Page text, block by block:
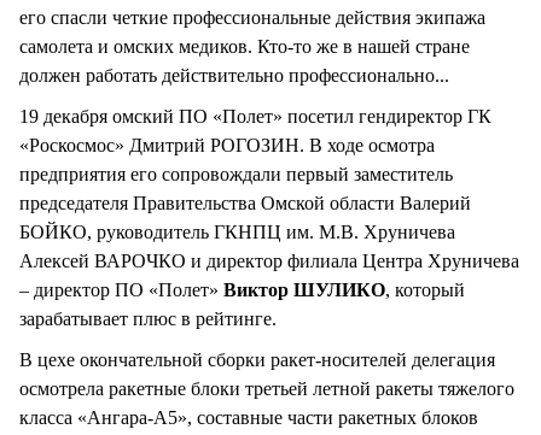
его спасли четкие профессиональные действия экипажа
самолета и омских медиков. Кто-то же в нашей стране
должен работать действительно профессионально...
19 декабря омский ПО «Полет» посетил гендиректор ГК
«Роскосмос» Дмитрий РОГОЗИН. В ходе осмотра
предприятия его сопровождали первый заместитель
председателя Правительства Омской области Валерий
БОЙКО, руководитель ГКНПЦ им. М.В. Хруничева
Алексей ВАРОЧКО и директор филиала Центра Хруничева
– директор ПО «Полет» Виктор ШУЛИКО, который
зарабатывает плюс в рейтинге.
В цехе окончательной сборки ракет-носителей делегация
осмотрела ракетные блоки третьей летной ракеты тяжелого
класса «Ангара-А5», составные части ракетных блоков